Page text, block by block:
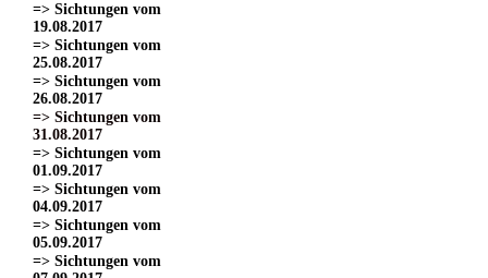
=> Sichtungen vom
19.08.2017
=> Sichtungen vom
25.08.2017
=> Sichtungen vom
26.08.2017
=> Sichtungen vom
31.08.2017
=> Sichtungen vom
01.09.2017
=> Sichtungen vom
04.09.2017
=> Sichtungen vom
05.09.2017
=> Sichtungen vom